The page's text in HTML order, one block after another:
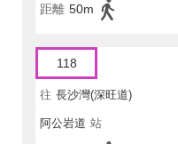
距離 50m
118
往 長沙灣(深旺道)
阿公岩道 站